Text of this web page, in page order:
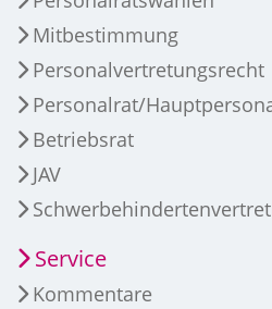
Mitbestimmung
Personalvertretungsrecht
Personalrat/
Betriebsrat
JAV
Service
Kommentare